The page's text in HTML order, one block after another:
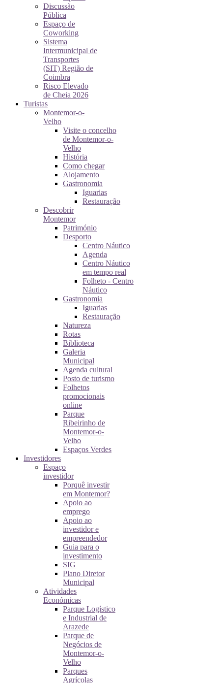
Discussão
Pública
Espaço de
Coworking
Sistema
Intermunicipal de
Transportes
(SIT) Região de
Coimbra
Risco Elevado
de Cheia 2026
Turistas
Montemor-o-
Velho
Visite o concelho
de Montemor-o-
Velho
História
Como chegar
Alojamento
Gastronomia
Iguarias
Restauração
Descobrir
Montemor
Património
Desporto
Centro Náutico
Agenda
Centro Náutico
em tempo real
Folheto - Centro
Náutico
Gastronomia
Iguarias
Restauração
Natureza
Rotas
Biblioteca
Galeria
Municipal
Agenda cultural
Posto de turismo
Folhetos
promocionais
online
Parque
Ribeirinho de
Montemor-o-
Velho
Espaços Verdes
Investidores
Espaço
investidor
Porquê investir
em Montemor?
Apoio ao
emprego
Apoio ao
investidor e
empreendedor
Guia para o
investimento
SIG
Plano Diretor
Municipal
Atividades
Económicas
Parque Logístico
e Industrial de
Arazede
Parque de
Negócios de
Montemor-o-
Velho
Parques
Agrícolas